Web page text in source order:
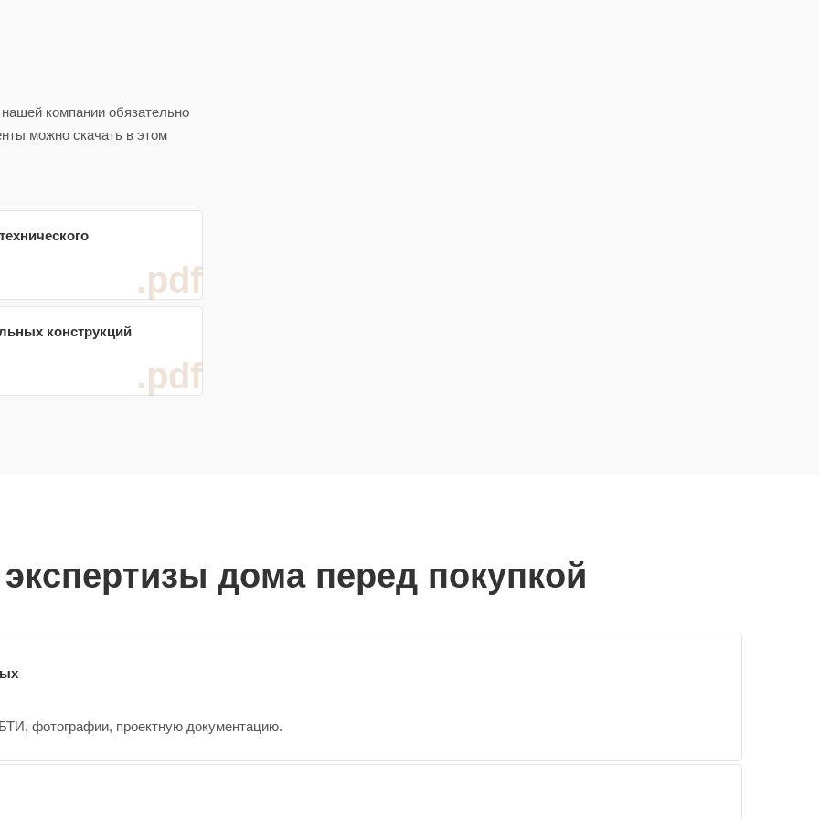
компании обязательно
можно скачать в этом
.pdf
.pdf
конструкций
дома перед покупкой
фотографии, проектную документацию.